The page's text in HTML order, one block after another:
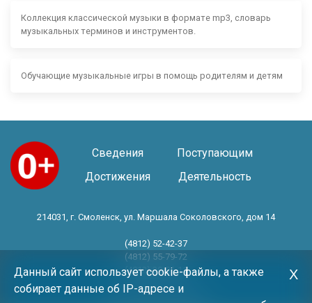
Коллекция классической музыки в формате mp3, словарь
музыкальных терминов и инструментов.
Обучающие музыкальные игры в помощь родителям и детям
Сведения
Поступающим
Достижения
Деятельность
214031, г. Смоленск, ул. Маршала Соколовского, дом 14
(4812) 52-42-37
(4812) 55-79-72
(4812) 30-06-11
Год основания 1983 год
Данный сайт использует cookie-файлы, а также
собирает данные об IP-адресе и
Х